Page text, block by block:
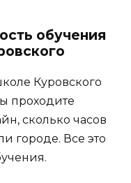
обучения
Куровского
проходите
сколько часов
городе. Все это